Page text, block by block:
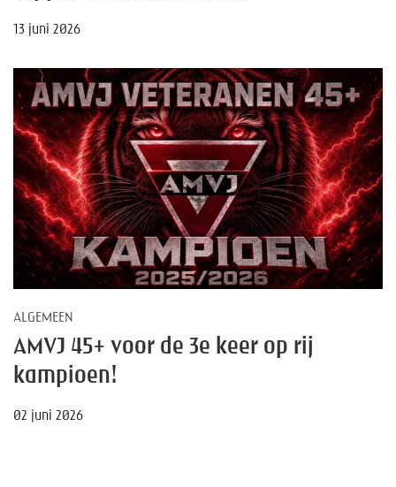
13 juni 2026
ALGEMEEN
AMVJ 45+ voor de 3e keer op rij
kampioen!
02 juni 2026